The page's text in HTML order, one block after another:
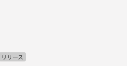
リリース